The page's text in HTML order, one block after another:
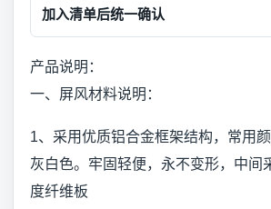
加入清单后统一确认
产品说明：
一、屏风材料说明：
1、采用优质铝合金框架结构，常用
灰白色。牢固轻便，永不变形，中间
度纤维板